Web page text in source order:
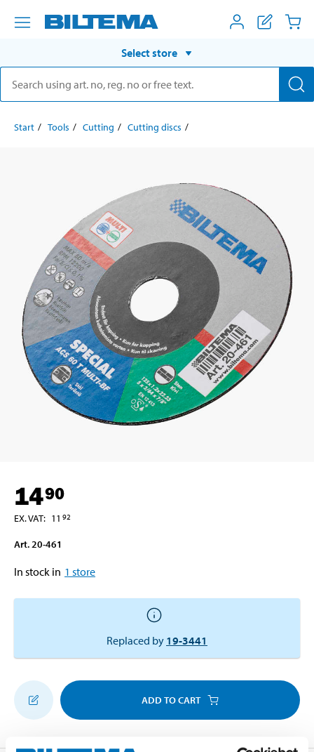
Select store
Start Tools Cutting Cutting discs
1490
EX. VAT: 11 92
Art. 20-461
In stock in 1 store
Replaced by 19-3441
ADD TO CART